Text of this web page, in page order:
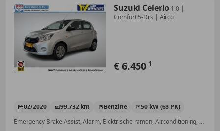
Suzuki Celerio 1.0 |
Comfort 5-Drs | Airco
€ 6.450 1
02/2020 99.732 km Benzine
50 kW (68 PK)
Emergency Brake Assist, Alarm, Elektrische ramen, Airconditioning, Bandenspanningscontrole, Airbag passagier, Radio, LED verlichting